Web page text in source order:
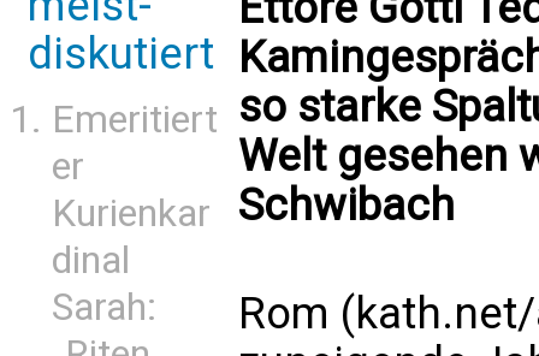
diskutiert
Emeritiert
er
Kurienkar
dinal
Sarah:
so starke
Welt gesehen
Schwibach
Rom